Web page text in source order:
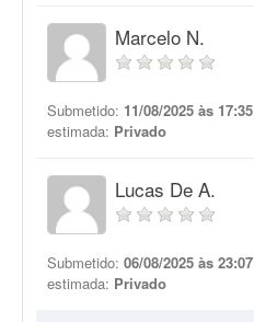
Marcelo N.
Submetido: 11/08/2025 às 17:35
estimada: Privado
Lucas De A.
Submetido: 06/08/2025 às 23:07
estimada: Privado